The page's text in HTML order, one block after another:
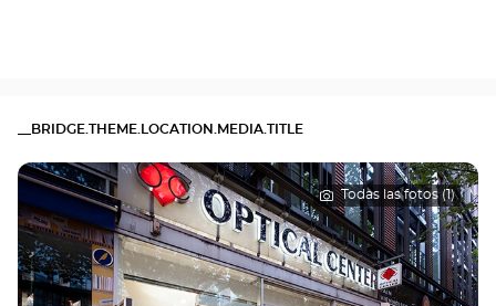
__BRIDGE.THEME.LOCATION.MEDIA.TITLE
Todas las fotos (1)